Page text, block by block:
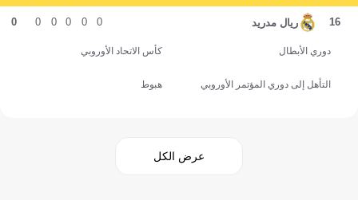
16 ريال مدريد 0
0
0
0
0
0
دوري الأبطال كأس الاتحاد الأوروبي
التأهل إلى دوري المؤتمر الأوروبي هبوط
عرض الكل